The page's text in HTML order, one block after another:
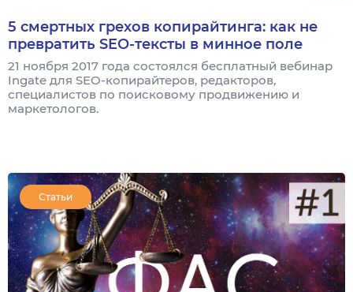
5 смертных грехов копирайтинга: как не
превратить SEО-тексты в минное поле
21 ноября 2017 года состоялся бесплатный вебинар
Ingate для SEO-копирайтеров, редакторов,
специалистов по поисковому продвижению и
маркетологов.
Статьи